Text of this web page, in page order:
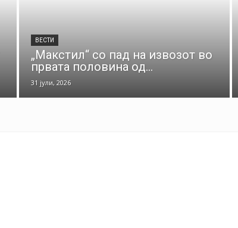
ВЕСТИ
„Макстил“ со пад на извозот во
првата половина од...
31 јули, 2026